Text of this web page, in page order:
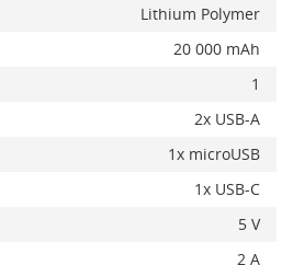
Lithium Polymer
20 000 mAh
1
2x USB-A
1x microUSB
1x USB-C
5 V
2 A